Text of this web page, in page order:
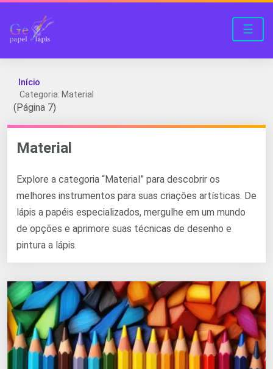
☰
Início
Categoria: Material
(Página 7)
Material
Explore a categoria “Material” para descobrir os
melhores instrumentos para suas criações artísticas. De
lápis a papéis especializados, mergulhe em um mundo
de opções e aprimore suas técnicas de desenho e
pintura a lápis.